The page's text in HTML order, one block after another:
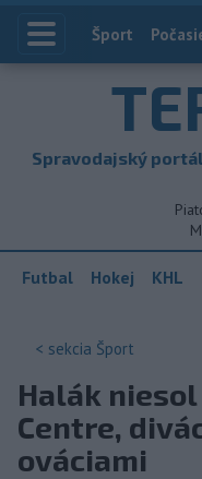
Index
Šport
Spravodajský
Futbal Hokej KHL
< sekcia Šport
Halák
Centre,
ováciami